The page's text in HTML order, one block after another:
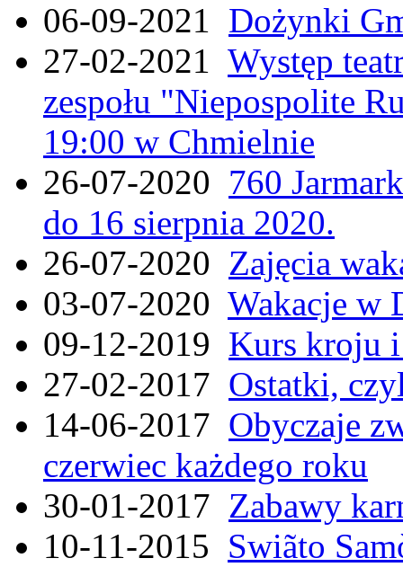
06-09-2021 Dożynki
27-02-2021 Występ
zespołu "Niepospolite
19:00 w Chmielnie
26-07-2020 760
do 16 sierpnia 2020.
26-07-2020 Zajęcia
03-07-2020 Wakacje w
09-12-2019 Kurs kroju i
27-02-2017 Ostatki,
14-06-2017 Obyczaje
czerwiec każdego roku
30-01-2017 Zabawy
10-11-2015 Swiãto